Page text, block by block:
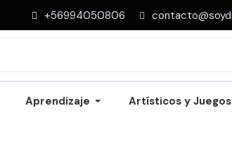
+56994050806
Aprendizaje Artísticos y Juegos